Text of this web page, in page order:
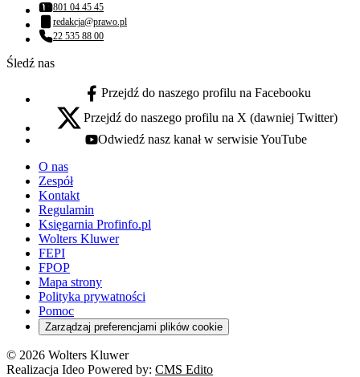
Numer telefonu:
801 04 45 45
Adres email:
redakcja@prawo.pl
Numer telefonu:
22 535 88 00
Śledź nas
facebook - otwiera się w nowej karcie
Przejdź do naszego profilu na Facebooku
x - otwiera się w nowej karcie
Przejdź do naszego profilu na X (dawniej Twitter)
youtube - otwiera się w nowej karcie
Odwiedź nasz kanał w serwisie YouTube
O nas
Zespół
Kontakt
Regulamin
Księgarnia Profinfo.pl
Wolters Kluwer
FEPI
FPOP
Mapa strony
Polityka prywatności
Pomoc
Zarządzaj preferencjami plików cookie
© 2026 Wolters Kluwer
Realizacja Ideo Powered by: CMS Edito